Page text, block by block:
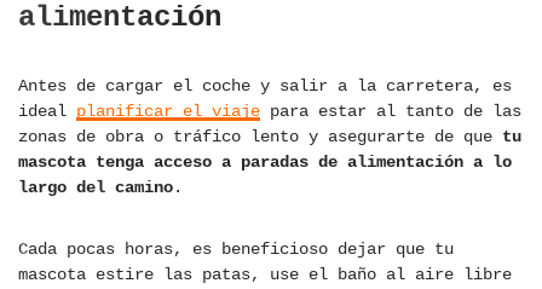
alimentación
Antes de cargar el coche y salir a la carretera, es
ideal planificar el viaje para estar al tanto de las
zonas de obra o tráfico lento y asegurarte de que tu
mascota tenga acceso a paradas de alimentación a lo
largo del camino.
Cada pocas horas, es beneficioso dejar que tu
mascota estire las patas, use el baño al aire libre